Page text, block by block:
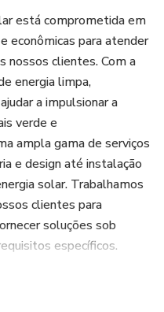
está comprometida em
econômicas para atender
nossos clientes. Com a
energia limpa,
a impulsionar a
verde e
ampla gama de serviços
e design até instalação
solar. Trabalhamos
clientes para
soluções sob
específicos.
altamente